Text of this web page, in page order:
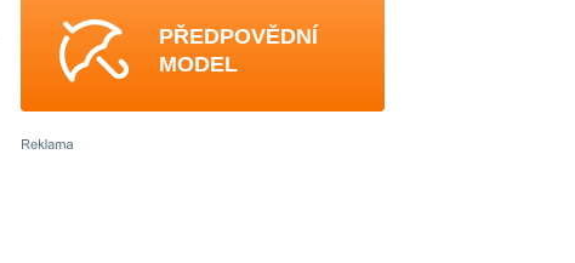
PŘEDPOVĚDNÍ
MODEL